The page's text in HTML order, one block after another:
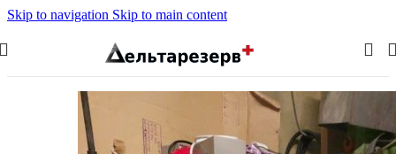
Skip to navigation Skip to main content